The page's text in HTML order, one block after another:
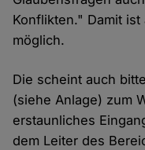
Konflikten." Damit
möglich.
Die scheint auch
(siehe Anlage) zum
erstaunliches
dem Leiter des